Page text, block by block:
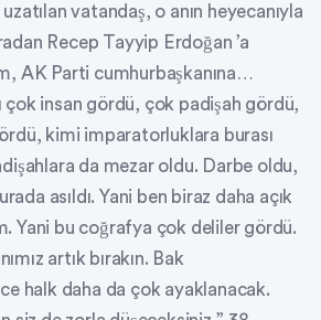
vatandaş, o anın heyecanıyla
Recep Tayyip Erdoğan ’a
AK Parti cumhurbaşkanına…
çok insan gördü, çok padişah gördü,
kimi imparatorluklara burası
da mezar oldu. Darbe oldu,
asıldı. Yani ben biraz daha açık
Yani bu coğrafya çok deliler gördü.
artık bırakın. Bak
halk daha da çok ayaklanacak.